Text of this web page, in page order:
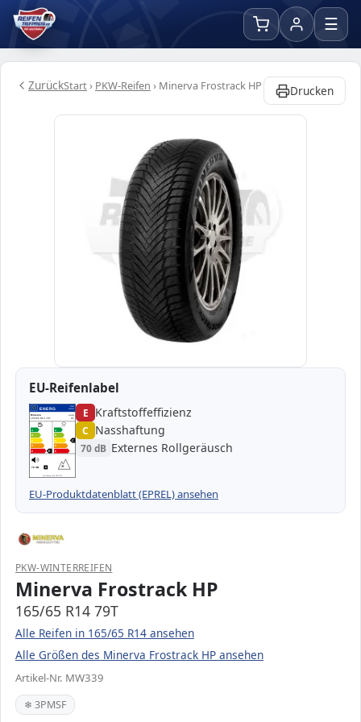
☰
ZurückStart› PKW-Reifen › Minerva Frostrack HP Drucken
EU-Reifenlabel
ENERG 1000000
Minerva MW339
165/65 R14 79T C1
A
B
C
D
E
E
A
B
C
C
D
E
70 dB B
Verordnung (EU) 2020/740
E Kraftstoffeffizienz
C Nasshaftung
70 dB Externes Rollgeräusch
EU-Produktdatenblatt (EPREL) ansehen
PKW-WINTERREIFEN
Minerva Frostrack HP
165/65 R14 79T
Alle Reifen in 165/65 R14 ansehen
Alle Größen des Minerva Frostrack HP ansehen
Artikel-Nr. MW339
❄ 3PMSF